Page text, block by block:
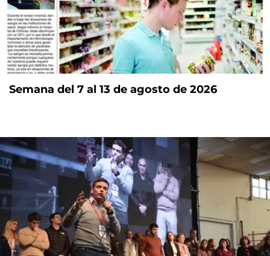
Semana del 7 al 13 de agosto de 2026